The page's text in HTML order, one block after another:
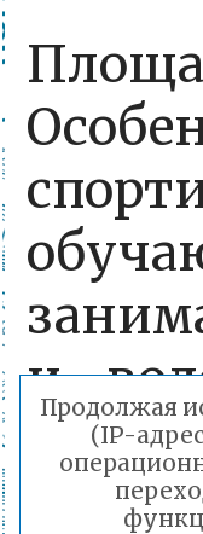
и
Продолжая
(IP-